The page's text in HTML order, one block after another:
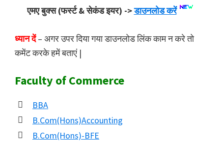
एमए बुक्स (फर्स्ट & सेकंड इयर) ->डाउनलोड करें
ध्यान दें– अगर उपर दिया गया डाउनलोड लिंक काम न करे तो
कमेंट करके हमें बताएं |
Faculty of Commerce
BBA
B.Com(Hons)Accounting
B.Com(Hons)-BFE